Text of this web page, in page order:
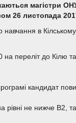
магістри
26 листопада
навчання в
переліт до Кілю
кандидат
не нижче B2, та